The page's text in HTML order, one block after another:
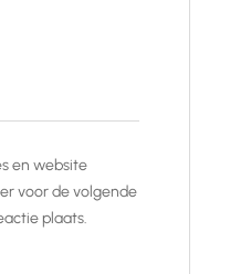
en website
voor de volgende
plaats.